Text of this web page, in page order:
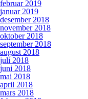
februar 2019
januar 2019
desember 2018
november 2018
oktober 2018
september 2018
august 2018
juli 2018
juni 2018
mai 2018
april 2018
mars 2018